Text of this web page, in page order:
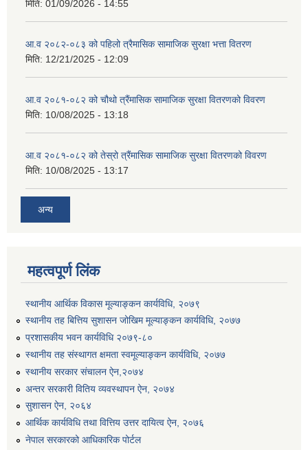
मिति: 01/09/2026 - 14:55
आ.व २०८२-०८३ को पहिलो त्रैमासिक सामाजिक सुरक्षा भत्ता वितरण
मिति: 12/21/2025 - 12:09
आ.व २०८१-०८२ को चौथो त्रैंमासिक सामाजिक सुरक्षा वितरणको विवरण
मिति: 10/08/2025 - 13:18
आ.व २०८१-०८२ को तेस्रो त्रैंमासिक सामाजिक सुरक्षा वितरणको विवरण
मिति: 10/08/2025 - 13:17
अन्य
महत्वपूर्ण लिंक
स्थानीय आर्थिक विकास मूल्याङ्कन कार्यविधि, २०७९
स्थानीय तह बित्तिय सुशासन जोखिम मूल्याङ्कन कार्यविधि, २०७७
प्रशासकीय भवन कार्यविधि २०७९-८०
स्थानीय तह संस्थागत क्षमता स्वमूल्याङ्कन कार्यविधि, २०७७
स्थानीय सरकार संचालन ऐन,२०७४
अन्तर सरकारी वितिय व्यवस्थापन ऐन, २०७४
सुशासन ऐन, २०६४
आर्थिक कार्यविधि तथा वित्तिय उत्तर दायित्व ऐन, २०७६
नेपाल सरकारको आधिकारिक पोर्टल